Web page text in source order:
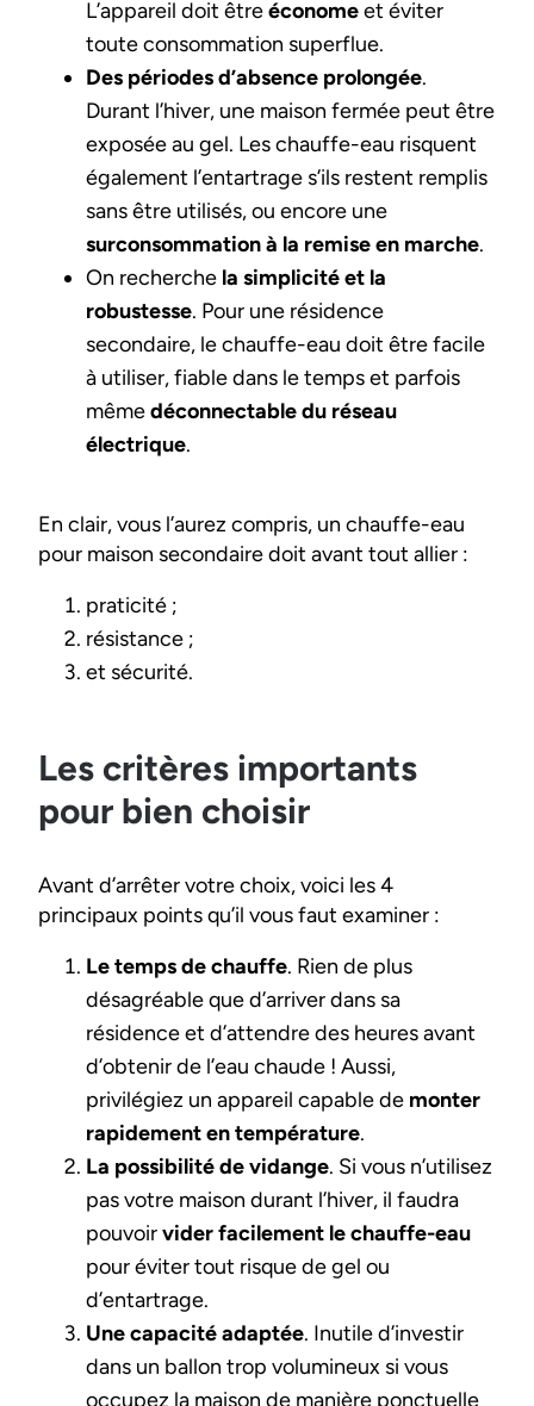
L’appareil doit êtreéconomeet éviter
toute consommation superflue.
Des périodes d’absence prolongée.
Durant l’hiver, une maison fermée peut être
exposée au gel. Les chauffe-eau risquent
également l’entartrage s’ils restent remplis
sans être utilisés, ou encore une
surconsommation à la remise en marche.
On recherche la simplicité et la
robustesse. Pour une résidence
secondaire, le chauffe-eau doit être facile
à utiliser, fiable dans le temps et parfois
mêmedéconnectable du réseau
électrique.
En clair, vous l’aurez compris, un chauffe-eau
pour maison secondaire doit avant tout allier :
praticité ;
résistance ;
et sécurité.
Les critères importants
pour bien choisir
Avant d’arrêter votre choix, voici les 4
principaux points qu’il vous faut examiner :
Le temps de chauffe. Rien de plus
désagréable que d’arriver dans sa
résidence et d’attendre des heures avant
d’obtenir de l’eau chaude ! Aussi,
privilégiez un appareil capable de monter
rapidement en température.
La possibilité de vidange. Si vous n’utilisez
pas votre maison durant l’hiver, il faudra
pouvoirvider facilement le chauffe-eau
pour éviter tout risque de gel ou
d’entartrage.
Une capacité adaptée. Inutile d’investir
dans un ballon trop volumineux si vous
occupez la maison de manière ponctuelle